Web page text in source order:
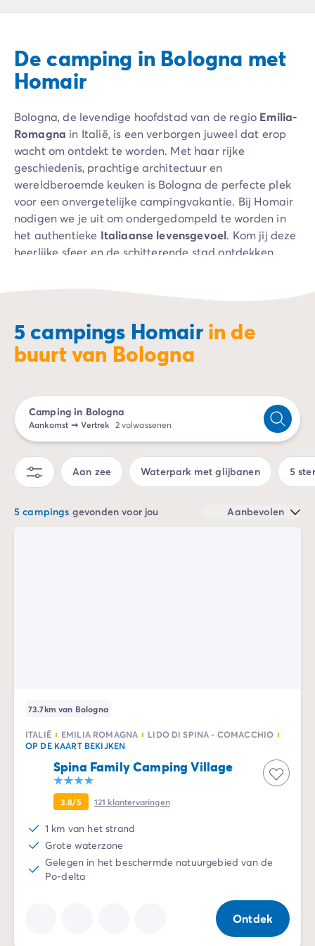
Camping Annecy
Camping Italië
Camping Emilia Romagna
Camping Rome
Camping Lombardije
Camping Gardameer
Camping Peschiera Del Garda
Camping Lago Maggiore
Camping Puglia
Camping Sardinië
Camping Toscane
Camping Florence
Camping Venetië
Camping Spanje
Camping Cantabrië
Camping San Sebastian
Andere bestemmingen
Camping Nederland
Camping Friesland
Camping Gelderland
Camping Arnhem
Camping Betuwe
Camping Nijmegen
Camping Rijnland-Palts
Camping Oostenrijk
Camping Stiermarken
Camping Slovenië
Camping Zwitserland
Camping Luxemburg
Vakantiethema's
Per thema
3-sterrencampings
4-sterrencamping
5 sterren campings
Camping dicht bij een beroemde stad
De camping in Bologna met
Homair
Bologna, de levendige hoofdstad van de regio Emilia-
Romagna in Italië, is een verborgen juweel dat erop
wacht om ontdekt te worden. Met haar rijke
geschiedenis, prachtige architectuur en
wereldberoemde keuken is Bologna de perfecte plek
voor een onvergetelijke campingvakantie. Bij Homair
nodigen we je uit om ondergedompeld te worden in
het authentieke Italiaanse levensgevoel. Kom jij deze
heerlijke sfeer en de schitterende stad ontdekken
5 campings Homair in de
buurt van Bologna
Camping in Bologna
Aankomst ➞ Vertrek 2 volwassenen
Aan zee Waterpark met glijbanen 5
5 campings gevonden voor jou Aanbevolen
73.7km van Bologna
ITALIË EMILIA ROMAGNA
LIDO DI SPINA - COMACCHIO
OP DE KAART BEKIJKEN
Spina Family Camping Village
3.8/5 121 klantervaringen
1 km van het strand
Grote waterzone
Gelegen in het beschermde natuurgebied van de
Po-delta
Ontdek